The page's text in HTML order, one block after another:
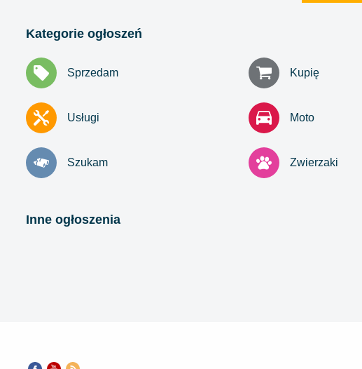
Kategorie ogłoszeń
Sprzedam Kupię
Usługi Moto
Szukam Zwierzaki
Inne ogłoszenia